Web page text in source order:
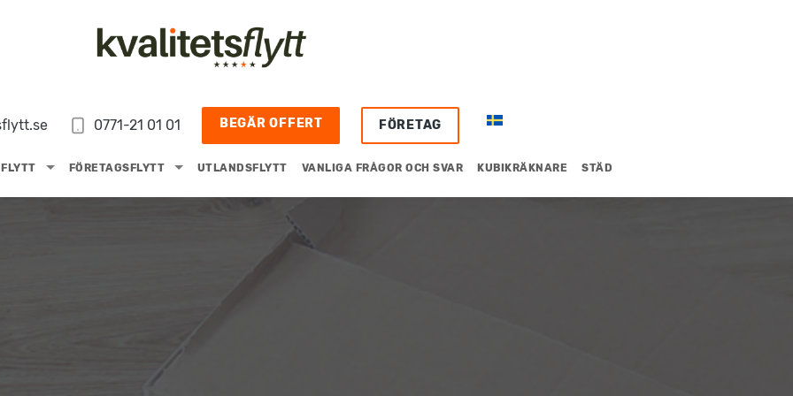
0771-21 01 01 BEGÄR OFFERT FÖRETAG
FLYTT FÖRETAGSFLYTT UTLANDSFLYTT VANLIGA FRÅGOR OCH SVAR KUBIKRÄKNARE STÄD